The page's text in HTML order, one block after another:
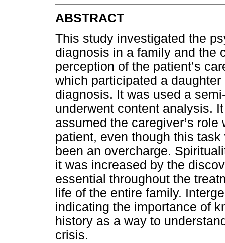
ABSTRACT
This study investigated the
diagnosis in a family and the
perception of the patient’s
which participated a
diagnosis. It was used a
underwent content analysis.
assumed the caregiver’s
patient, even though this
been an overcharge.
it was increased by the
essential throughout the
life of the entire family.
indicating the importance of
history as a way to
crisis.